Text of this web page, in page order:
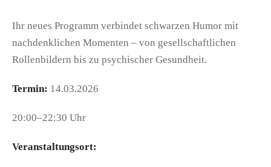
Ihr neues Programm verbindet schwarzen Humor mit
nachdenklichen Momenten – von gesellschaftlichen
Rollenbildern bis zu psychischer Gesundheit.
Termin: 14.03.2026
20:00–22:30 Uhr
Veranstaltungsort: